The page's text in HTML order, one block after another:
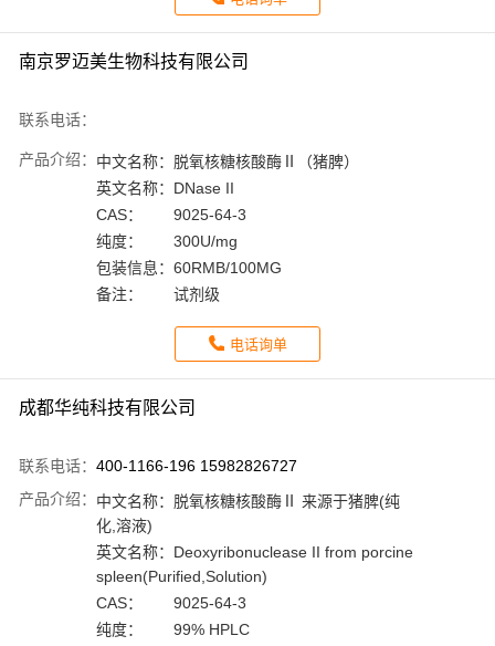
南京罗迈美生物科技有限公司
联系电话：
产品介绍： 中文名称： 脱氧核糖核酸酶Ⅱ（猪脾）
英文名称： DNase II
CAS：
9025-64-3
纯度：
300U/mg
包装信息： 60RMB/100MG
备注：
试剂级
电话询单
成都华纯科技有限公司
联系电话： 400-1166-196 15982826727
产品介绍： 中文名称： 脱氧核糖核酸酶Ⅱ 来源于猪脾(纯
化,溶液)
英文名称： Deoxyribonuclease II from porcine
spleen(Purified,Solution)
CAS：
9025-64-3
纯度：
99% HPLC